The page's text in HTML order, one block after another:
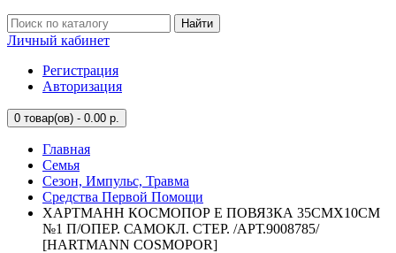
Найти
Личный кабинет
Регистрация
Авторизация
0 товар(ов) - 0.00 р.
Главная
Семья
Сезон, Импульс, Травма
Средства Первой Помощи
ХАРТМАНН КОСМОПОР Е ПОВЯЗКА 35СМХ10СМ
№1 П/ОПЕР. САМОКЛ. СТЕР. /АРТ.9008785/
[HARTMANN COSMOPOR]